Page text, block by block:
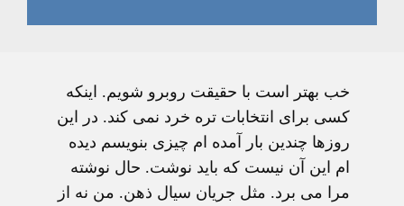
خب بهتر است با حقيقت روبرو شويم. اينکه
کسی برای انتخابات تره خرد نمی کند. در اين
روزها چندين بار آمده ام چيزی بنويسم ديده
ام اين آن نيست که بايد نوشت. حال نوشته
مرا می برد. مثل جريان سيال ذهن. من نه از